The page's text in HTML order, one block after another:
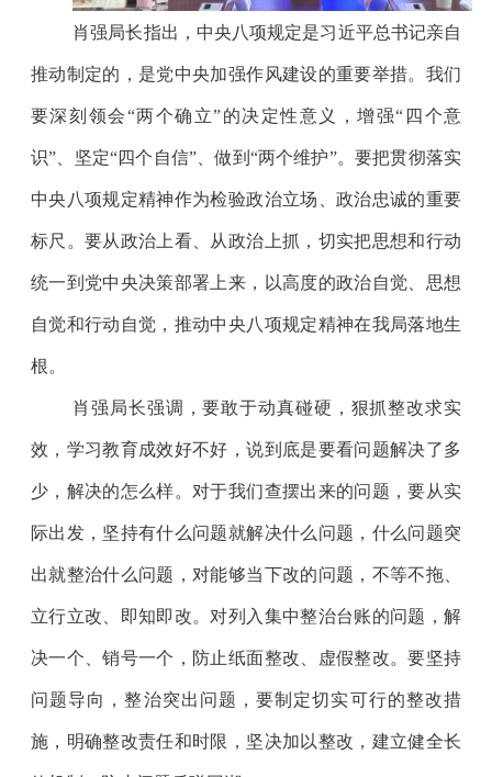
肖强局长指出，中央八项规定是习近平总书记亲自
推动制定的，是党中央加强作风建设的重要举措。我们
要深刻领会“两个确立”的决定性意义，增强“四个意
识”、坚定“四个自信”、做到“两个维护”。要把贯彻落实
中央八项规定精神作为检验政治立场、政治忠诚的重要
标尺。要从政治上看、从政治上抓，切实把思想和行动
统一到党中央决策部署上来，以高度的政治自觉、思想
自觉和行动自觉，推动中央八项规定精神在我局落地生
根。
肖强局长强调，要敢于动真碰硬，狠抓整改求实
效，学习教育成效好不好，说到底是要看问题解决了多
少，解决的怎么样。对于我们查摆出来的问题，要从实
际出发，坚持有什么问题就解决什么问题，什么问题突
出就整治什么问题，对能够当下改的问题，不等不拖、
立行立改、即知即改。对列入集中整治台账的问题，解
决一个、销号一个，防止纸面整改、虚假整改。要坚持
问题导向，整治突出问题，要制定切实可行的整改措
施，明确整改责任和时限，坚决加以整改，建立健全长